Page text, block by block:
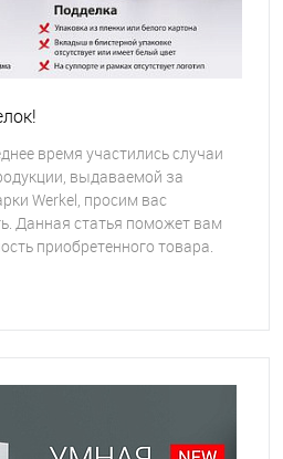
время участились случаи
выдаваемой за
Werkel, просим вас
Данная статья поможет вам
приобретенного товара.